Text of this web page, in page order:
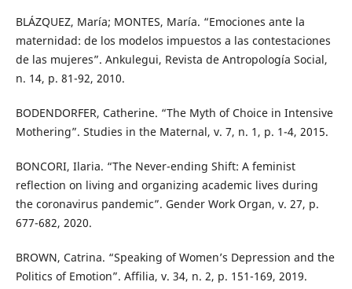
BLÁZQUEZ, María; MONTES, María. “Emociones ante la
maternidad: de los modelos impuestos a las contestaciones
de las mujeres”. Ankulegui, Revista de Antropología Social,
n. 14, p. 81-92, 2010.
BODENDORFER, Catherine. “The Myth of Choice in Intensive
Mothering”. Studies in the Maternal, v. 7, n. 1, p. 1-4, 2015.
BONCORI, Ilaria. “The Never-ending Shift: A feminist
reflection on living and organizing academic lives during
the coronavirus pandemic”. Gender Work Organ, v. 27, p.
677-682, 2020.
BROWN, Catrina. “Speaking of Women’s Depression and the
Politics of Emotion”. Affilia, v. 34, n. 2, p. 151-169, 2019.